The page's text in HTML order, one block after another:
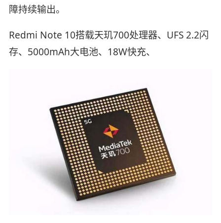
障持续输出。
Redmi Note 10搭载天玑700处理器、UFS 2.2闪
存、5000mAh大电池、18W快充、